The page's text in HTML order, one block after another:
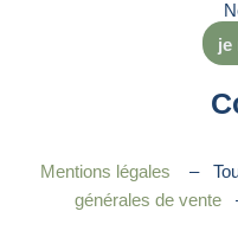
je
Mentions légales –
générales de vente